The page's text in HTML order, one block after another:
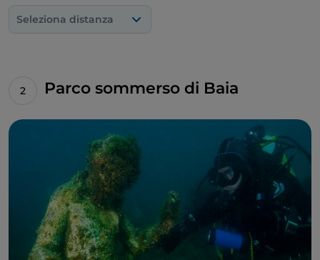
un’antica cisterna romana, la seconda più grande
militari del vicino porto di Miseno. Non potete
lasciare questi luoghi, inoltre senza aver ammirato la
fece costruire, nel 1782, su un’isoletta sul lago di
Naturalmente, meritano una visita anche i tanti
ristoranti che propongono
piatti della tradizione
napoletana, accompagnati dai tanti vini della
DOC
dei Campi Flegrei.
Seleziona distanza
Parco sommerso di Baia